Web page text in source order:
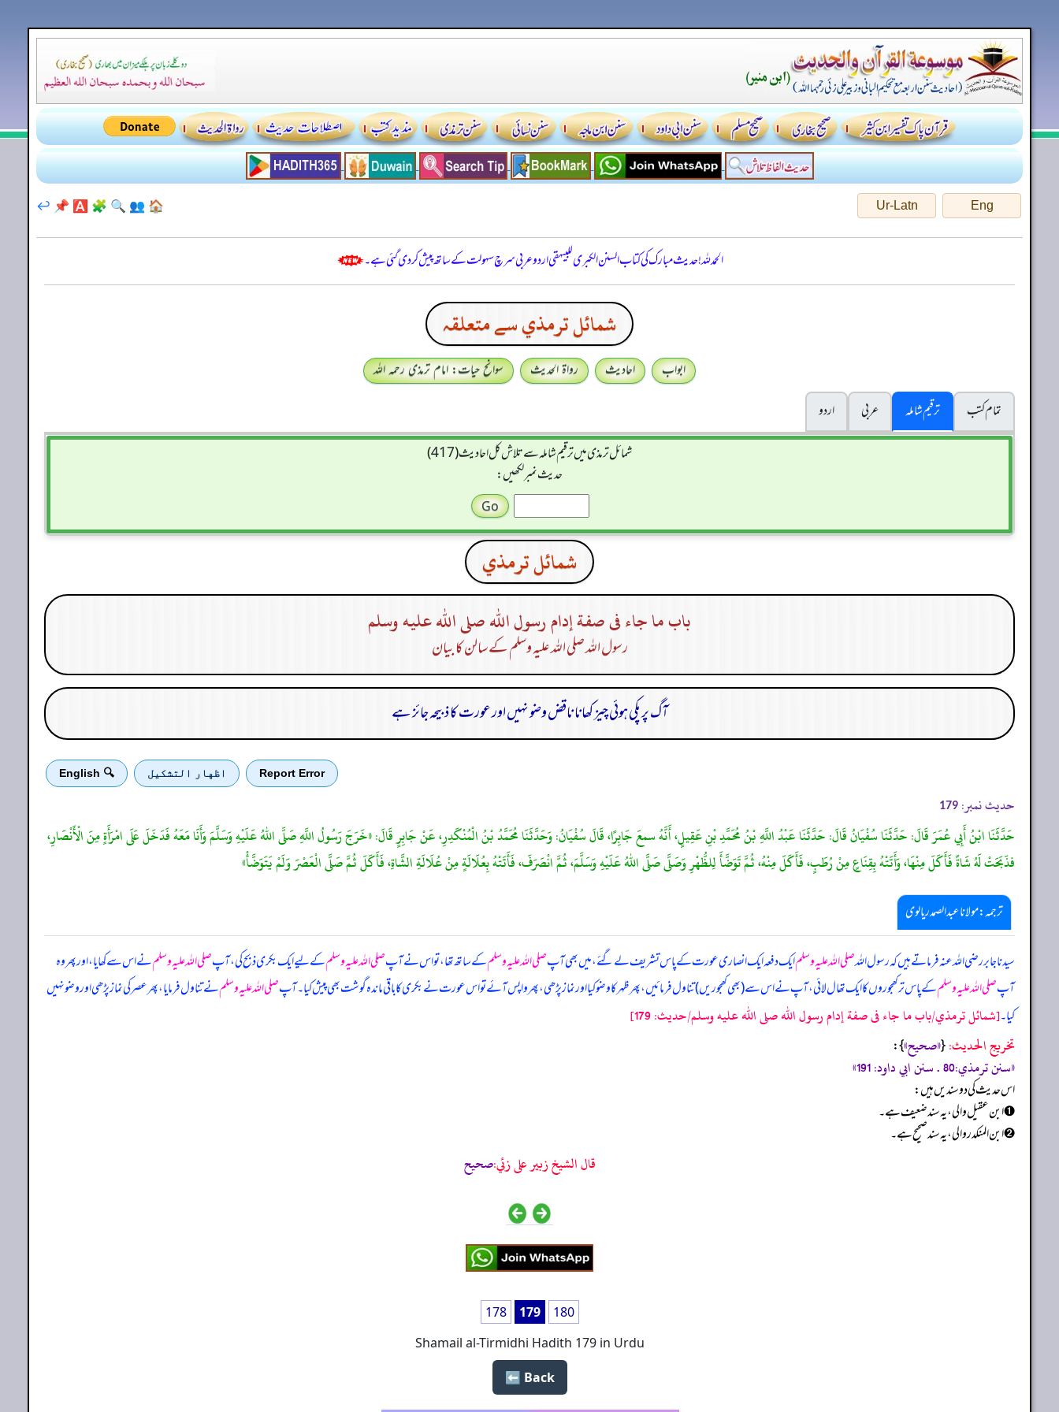
Eng
Ur-Latn
🏠
👥
🔍
🧩
🅰️
📌
↩️
الحمدللہ! حدیث مبارک کی کتاب السنن الكبرى للبيهقي اردو عربی سرچ سہولت کے ساتھ پیش کر دی گئی ہے۔
شمائل ترمذي سے متعلقہ
ابواب احادیث رواۃ الحدیث
سوانح حیات: امام ترمذی رحمہ اللہ
تمام کتب
ترقیم شاملہ عربی
اردو
شمائل ترمذی میں ترقیم شاملہ سے تلاش کل احادیث (417)
حدیث نمبر لکھیں:
شمائل ترمذي
باب ما جاء فى صفة إدام رسول الله صلى الله عليه وسلم
رسول اللہ صلی اللہ علیہ وسلم کے سالن کا بیان
آگ پر پکی ہوئی چیز کھانا ناقض وضو نہیں اور عورت کا ذبیحہ جائز ہے
Report Error اظهار التشكيل 🔍 English
حدیث نمبر: 179
حَدَّثَنَا ابْنُ أَبِي عُمَرَ قَالَ: حَدَّثَنَا سُفْيَانُ قَالَ: حَدَّثَنَا عَبْدُ اللَّهِ بْنُ مُحَمَّدِ بْنِ عَقِيلٍ، أَنَّهُ سمعَ جَابِرًا، قَالَ سُفْيَانُ: وَحَدَّثَنَا مُحَمَّدُ بْنُ الْمُنْكَدِرِ، عَنْ جَابِرٍ قَالَ: «خَرَجَ رَسُولُ اللَّهِ صَلَّى اللهُ عَلَيْهِ وَسَلَّمَ وَأَنَا مَعَهُ فَدَخَلَ عَلَى امْرَأَةٍ مِنَ الْأَنْصَارِ،
فذَبَحَتْ لَهُ شَاةً فَأَكَلَ مِنْهَا، وَأَتَتْهُ بِقِنَاعٍ مِنْ رُطَبٍ، فَأَكَلَ مِنْهُ، ثُمَّ تَوَضَّأَ لِلظُّهْرِ وَصَلَّى صَلَّى اللهُ عَلَيْهِ وَسَلَّمَ، ثُمَّ انْصَرَفَ، فَأَتَتْهُ بِعُلَالَةٍ مِنْ عُلَالَةِ الشَّاةِ، فَأَكَلَ ثُمَّ صَلَّى الْعَصْرَ وَلَمْ يَتَوَضَّأْ»
ترجمہ:مولانا عبدالصمد ریالوی
سیدنا جابر رضی اللہ عنہ فرماتے ہیں کہ رسول اللہصلی اللہ علیہ وسلمایک دفعہ ایک انصاری عورت کے پاس تشریف لے گئے، میں بھی آپصلی اللہ علیہ وسلمکے ساتھ تھا، تو اس نے آپصلی اللہ علیہ وسلمکے لیے ایک بکری ذبح کی، آپصلی اللہ علیہ وسلمنے اس سے کھایا، اور پھر وہ
آپصلی اللہ علیہ وسلمکے پاس تر کھجوروں کا ایک تھال لائی، آپ نے اس سے (بھی کھجوریں) تناول فرمائیں، پھر ظہر کا وضو کیا اور نماز پڑھی، پھر واپس آئے تو اس عورت نے بکری کا باقی ماندہ گوشت بھی پیش کیا۔ آپصلی اللہ علیہ وسلمنے تناول فرمایا، پھر عصر کی نماز پڑھی اور وضو نہیں
کیا۔[شمائل ترمذي/باب ما جاء فى صفة إدام رسول الله صلى الله عليه وسلم/حدیث: 179]
تخریج الحدیث:{«صحيح»}:
«سنن ترمذي:80 . سنن ابي داود: 191»
اس حدیث کی دو سندیں ہیں:
➊ ابن عقیل والی، یہ سند ضعیف ہے۔
➋ ابن المنکدر والی، یہ سند صحیح ہے۔
قال الشيخ زبير على زئي:صحيح
178 179
180
Shamail al-Tirmidhi Hadith 179 in Urdu
Back ⬅️